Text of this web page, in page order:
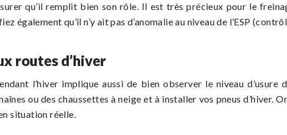
qu’il remplit bien son rôle. Il est très précieux pour le
également qu’il n’y ait pas d’anomalie au niveau de l’ESP
routes d’hiver
l’hiver implique aussi de bien observer le niveau
ou des chaussettes à neige et à installer vos pneus d’hiver.
situation réelle.